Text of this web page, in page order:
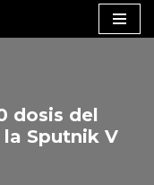
dosis del
Sputnik V